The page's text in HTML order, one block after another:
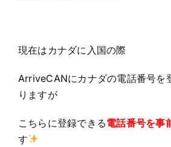
現在はカナダに入国の際
ArriveCANにカナダの電話番号を
りますが
こちらに登録できる電話番号を事
す